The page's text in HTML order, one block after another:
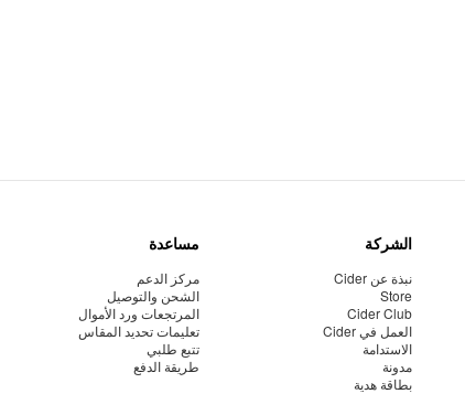
الشركة
نبذة عن Cider
Store
Cider Club
العمل في Cider
الاستدامة
مدونة
بطاقة هدية
مساعدة
مركز الدعم
الشحن والتوصيل
المرتجعات ورد الأموال
تعليمات تحديد المقاس
تتبع طلبي
طريقة الدفع